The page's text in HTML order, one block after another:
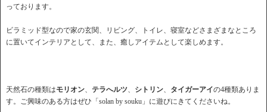
っております。
ビラミッド型なので家の玄関、リビング、トイレ、寝室などさまざまなところ
に置いてインテリアとして、また、癒しアイテムとして楽しめます。
天然石の種類はモリオン、 テラへルツ、 シトリン、 タイガーアイの4種類ありま
す。ご興味のある方はぜひ「solan by souku」に遊びにきてくださいね。